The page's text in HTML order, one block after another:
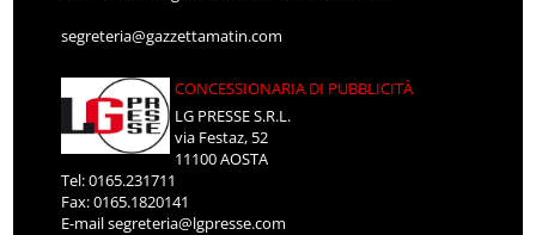
segreteria@gazzettamatin.com
CONCESSIONARIA DI PUBBLICITÀ
LG PRESSE S.R.L.
via Festaz, 52
11100 AOSTA
Tel: 0165.231711
Fax: 0165.1820141
E-mailsegreteria@lgpresse.com